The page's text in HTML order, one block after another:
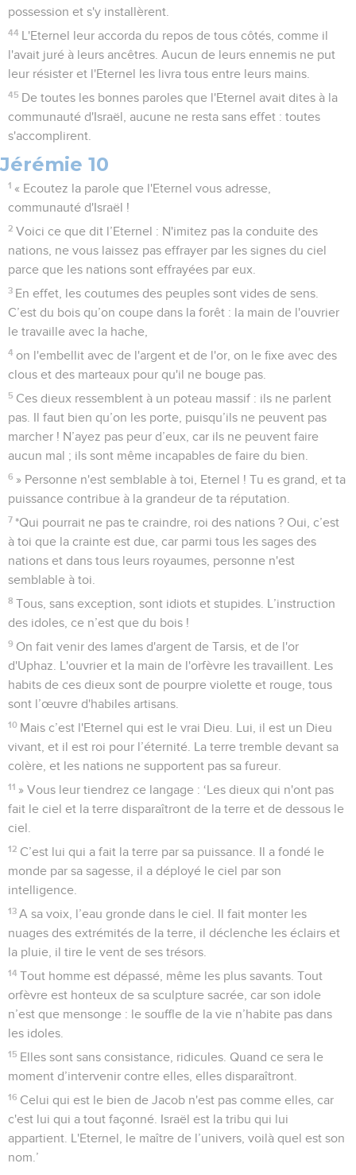
possession et s'y installèrent.
44 L'Eternel leur accorda du repos de tous côtés, comme il
l'avait juré à leurs ancêtres. Aucun de leurs ennemis ne put
leur résister et l'Eternel les livra tous entre leurs mains.
45 De toutes les bonnes paroles que l'Eternel avait dites à la
communauté d'Israël, aucune ne resta sans effet : toutes
s'accomplirent.
Jérémie 10
1 « Ecoutez la parole que l'Eternel vous adresse,
communauté d'Israël !
2 Voici ce que dit l’Eternel : N'imitez pas la conduite des
nations, ne vous laissez pas effrayer par les signes du ciel
parce que les nations sont effrayées par eux.
3 En effet, les coutumes des peuples sont vides de sens.
C’est du bois qu’on coupe dans la forêt : la main de l'ouvrier
le travaille avec la hache,
4 on l'embellit avec de l'argent et de l'or, on le fixe avec des
clous et des marteaux pour qu'il ne bouge pas.
5 Ces dieux ressemblent à un poteau massif : ils ne parlent
pas. Il faut bien qu’on les porte, puisqu’ils ne peuvent pas
marcher ! N’ayez pas peur d’eux, car ils ne peuvent faire
aucun mal ; ils sont même incapables de faire du bien.
6 » Personne n'est semblable à toi, Eternel ! Tu es grand, et ta
puissance contribue à la grandeur de ta réputation.
7 *Qui pourrait ne pas te craindre, roi des nations ? Oui, c’est
à toi que la crainte est due, car parmi tous les sages des
nations et dans tous leurs royaumes, personne n'est
semblable à toi.
8 Tous, sans exception, sont idiots et stupides. L’instruction
des idoles, ce n’est que du bois !
9 On fait venir des lames d'argent de Tarsis, et de l'or
d'Uphaz. L'ouvrier et la main de l'orfèvre les travaillent. Les
habits de ces dieux sont de pourpre violette et rouge, tous
sont l’œuvre d'habiles artisans.
10 Mais c’est l'Eternel qui est le vrai Dieu. Lui, il est un Dieu
vivant, et il est roi pour l’éternité. La terre tremble devant sa
colère, et les nations ne supportent pas sa fureur.
11 » Vous leur tiendrez ce langage : ‘Les dieux qui n'ont pas
fait le ciel et la terre disparaîtront de la terre et de dessous le
ciel.
12 C’est lui qui a fait la terre par sa puissance. Il a fondé le
monde par sa sagesse, il a déployé le ciel par son
intelligence.
13 A sa voix, l’eau gronde dans le ciel. Il fait monter les
nuages des extrémités de la terre, il déclenche les éclairs et
la pluie, il tire le vent de ses trésors.
14 Tout homme est dépassé, même les plus savants. Tout
orfèvre est honteux de sa sculpture sacrée, car son idole
n’est que mensonge : le souffle de la vie n’habite pas dans
les idoles.
15 Elles sont sans consistance, ridicules. Quand ce sera le
moment d’intervenir contre elles, elles disparaîtront.
16 Celui qui est le bien de Jacob n'est pas comme elles, car
c'est lui qui a tout façonné. Israël est la tribu qui lui
appartient. L'Eternel, le maître de l’univers, voilà quel est son
nom.’